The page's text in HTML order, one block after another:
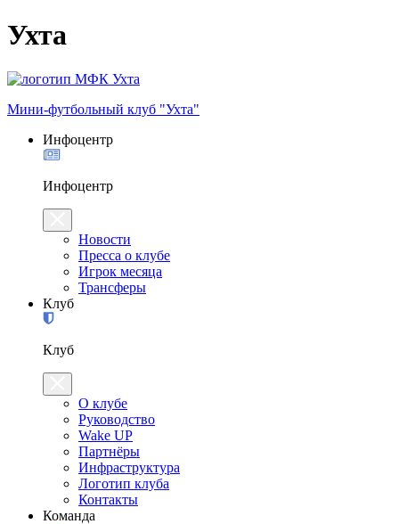
Ухта
Мини-футбольный клуб "Ухта"
Инфоцентр
Инфоцентр
Новости
Пресса о клубе
Игрок месяца
Трансферы
Клуб
Клуб
О клубе
Руководство
Wake UP
Партнёры
Инфраструктура
Логотип клуба
Контакты
Команда